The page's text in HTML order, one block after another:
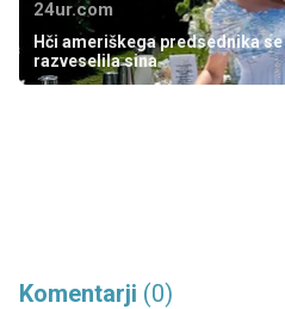
24ur.com
Hči ameriškega predsednika
razveselila sina
Komentarji (0)